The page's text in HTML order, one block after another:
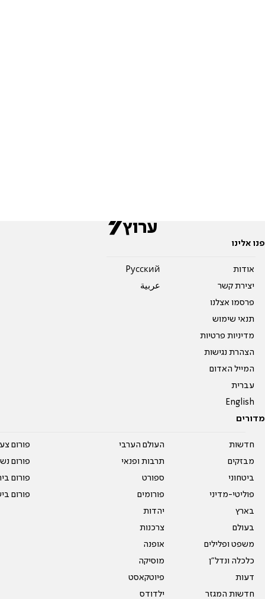
פנו אלינו
אודות
יצירת קשר
פרסמו אצלנו
תנאי שימוש
מדיניות פרטיות
הצהרת נגישות
המייל האדום
עברית
English
Pусский
عربية
מדורים
חדשות
מבזקים
ביטחוני
פוליטי-מדיני
בארץ
בעולם
משפט ופלילים
כלכלה ונדל"ן
דעות
חדשות המגזר
העולם הערבי
תרבות ופנאי
ספורט
פורומים
יהדות
צרכנות
אופנה
מוסיקה
פיוטקאסט
ילדודס
פורום
פורום
פורום
פורום